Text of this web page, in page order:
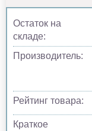
Остаток на
складе:
Производитель:
Рейтинг товара:
Краткое